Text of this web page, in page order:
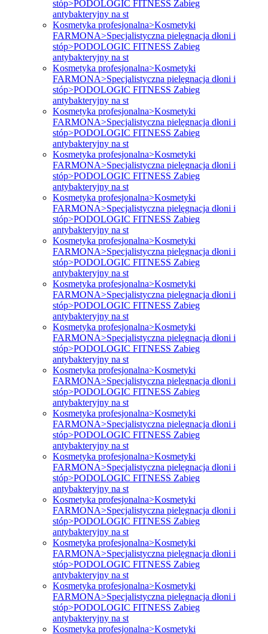
stóp>PODOLOGIC FITNESS Zabieg
antybakteryjny na st
Kosmetyka profesjonalna>Kosmetyki
FARMONA>Specjalistyczna pielęgnacja dłoni i
stóp>PODOLOGIC FITNESS Zabieg
antybakteryjny na st
Kosmetyka profesjonalna>Kosmetyki
FARMONA>Specjalistyczna pielęgnacja dłoni i
stóp>PODOLOGIC FITNESS Zabieg
antybakteryjny na st
Kosmetyka profesjonalna>Kosmetyki
FARMONA>Specjalistyczna pielęgnacja dłoni i
stóp>PODOLOGIC FITNESS Zabieg
antybakteryjny na st
Kosmetyka profesjonalna>Kosmetyki
FARMONA>Specjalistyczna pielęgnacja dłoni i
stóp>PODOLOGIC FITNESS Zabieg
antybakteryjny na st
Kosmetyka profesjonalna>Kosmetyki
FARMONA>Specjalistyczna pielęgnacja dłoni i
stóp>PODOLOGIC FITNESS Zabieg
antybakteryjny na st
Kosmetyka profesjonalna>Kosmetyki
FARMONA>Specjalistyczna pielęgnacja dłoni i
stóp>PODOLOGIC FITNESS Zabieg
antybakteryjny na st
Kosmetyka profesjonalna>Kosmetyki
FARMONA>Specjalistyczna pielęgnacja dłoni i
stóp>PODOLOGIC FITNESS Zabieg
antybakteryjny na st
Kosmetyka profesjonalna>Kosmetyki
FARMONA>Specjalistyczna pielęgnacja dłoni i
stóp>PODOLOGIC FITNESS Zabieg
antybakteryjny na st
Kosmetyka profesjonalna>Kosmetyki
FARMONA>Specjalistyczna pielęgnacja dłoni i
stóp>PODOLOGIC FITNESS Zabieg
antybakteryjny na st
Kosmetyka profesjonalna>Kosmetyki
FARMONA>Specjalistyczna pielęgnacja dłoni i
stóp>PODOLOGIC FITNESS Zabieg
antybakteryjny na st
Kosmetyka profesjonalna>Kosmetyki
FARMONA>Specjalistyczna pielęgnacja dłoni i
stóp>PODOLOGIC FITNESS Zabieg
antybakteryjny na st
Kosmetyka profesjonalna>Kosmetyki
FARMONA>Specjalistyczna pielęgnacja dłoni i
stóp>PODOLOGIC FITNESS Zabieg
antybakteryjny na st
Kosmetyka profesjonalna>Kosmetyki
FARMONA>Specjalistyczna pielęgnacja dłoni i
stóp>PODOLOGIC FITNESS Zabieg
antybakteryjny na st
Kosmetyka profesjonalna>Kosmetyki
FARMONA>Specjalistyczna pielęgnacja dłoni i
stóp>PODOLOGIC FITNESS Zabieg
antybakteryjny na st
Kosmetyka profesjonalna>Kosmetyki